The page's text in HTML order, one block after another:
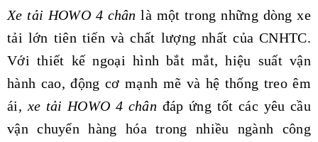
Xe tải HOWO 4 chân là một trong những dòng xe
tải lớn tiên tiến và chất lượng nhất của CNHTC.
Với thiết kế ngoại hình bắt mắt, hiệu suất vận
hành cao, động cơ mạnh mẽ và hệ thống treo êm
ái, xe tải HOWO 4 chân đáp ứng tốt các yêu cầu
vận chuyển hàng hóa trong nhiều ngành công